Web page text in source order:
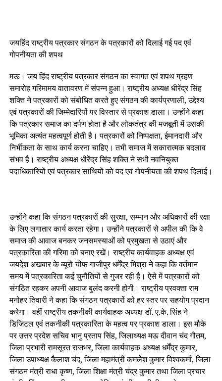
जयहिंद राष्ट्रीय पत्रकार संगठन के पत्रकारों को दिलाई गई पद एवं
गोपनीयता की शपथ
मऊ। जय हिंद राष्ट्रीय पत्रकार संगठन का स्वागत एवं शपथ ग्रहण
समारोह गरिमामय वातावरण में संपन्न हुआ। राष्ट्रीय अध्यक्ष धीरेंद्र सिंह
शक्ति ने पत्रकारों को संबोधित करते हुए संगठन की कार्यप्रणाली, उद्देश्य
एवं पत्रकारों की जिम्मेदारियों पर विस्तार से प्रकाश डाला। उन्होंने कहा
कि पत्रकार समाज का दर्पण होता है और लोकतंत्र की मजबूती में उसकी
भूमिका अत्यंत महत्वपूर्ण होती है। पत्रकारों को निष्पक्षता, ईमानदारी और
निर्भीकता के साथ कार्य करना चाहिए। तभी समाज में सकारात्मक बदलाव
संभव है। राष्ट्रीय अध्यक्ष धीरेंद्र सिंह शक्ति ने सभी नवनियुक्त
पदाधिकारियों एवं पत्रकार साथियों को पद एवं गोपनीयता की शपथ दिलाई।
उन्होंने कहा कि संगठन पत्रकारों की सुरक्षा, सम्मान और अधिकारों की रक्षा
के लिए लगातार कार्य करता रहेगा। उन्होंने पत्रकारों से अपील की कि वे
समाज की आवाज बनकर जनसमस्याओं को प्रमुखता से उठाएं और
पत्रकारिता की गरिमा को बनाए रखें। राष्ट्रीय कार्यवाहक अध्यक्ष एवं
जयदेश अखबार के ब्यूरो चीफ गाजीपुर धर्मेंद्र मिश्रा ने कहा कि वर्तमान
समय में पत्रकारिता कई चुनौतियों से गुजर रही है। ऐसे में पत्रकारों को
संगठित रहकर अपनी आवाज बुलंद करनी होगी। राष्ट्रीय प्रवक्ता राम
मनोहर तिवारी ने कहा कि संगठन पत्रकारों को हर स्तर पर सहयोग प्रदान
करेगा। वहीं राष्ट्रीय तकनीकी कार्यवाहक अध्यक्ष डॉ. ए.के. सिंह ने
डिजिटल एवं तकनीकी पत्रकारिता के महत्व पर प्रकाश डाला। इस मौके
पर उत्तर प्रदेश सचिव भानु प्रताप सिंह, जिलाध्यक्ष मऊ दीवान चंद गौतम,
जिला प्रभारी रामसूरत राजभर, जिला कार्यवाहक अध्यक्ष धर्मेंद्र कुमार,
जिला उपाध्यक्ष कैलाश चंद, जिला महामंत्री कमलेश कुमार विश्वकर्मा, जिला
संगठन मंत्री राधा कृष्ण, जिला शिक्षा मंत्री चंद्र कुमार तथा जिला प्रचार